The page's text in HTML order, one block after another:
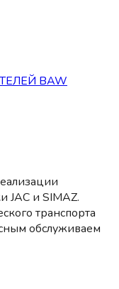
BAW
JAC и SIMAZ.
транспорта
обслуживаем